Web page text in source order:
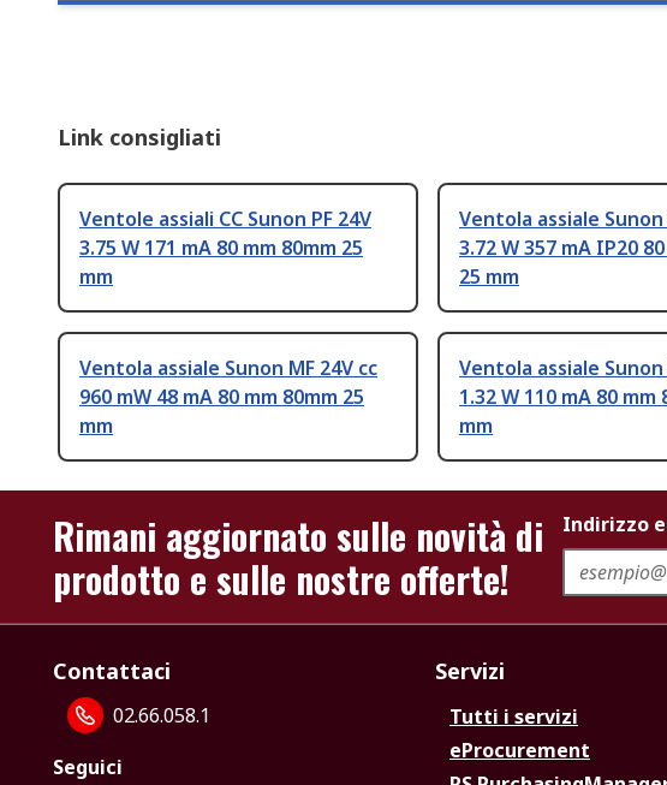
Link consigliati
Ventole assiali CC Sunon PF 24V
3.75 W 171 mA 80 mm 80mm 25
mm
Ventola assiale Sunon
3.72 W 357 mA IP20
25 mm
Ventola assiale Sunon MF 24V cc
960 mW 48 mA 80 mm 80mm 25
mm
Ventola assiale Sunon
1.32 W 110 mA 80 mm
mm
Rimani aggiornato sulle novità di
prodotto e sulle nostre offerte!
Indirizzo
Contattaci
02.66.058.1
Seguici
Servizi
Tutti i servizi
eProcurement